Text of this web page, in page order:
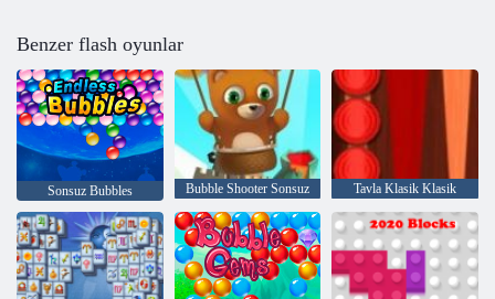
Benzer flash oyunlar
Sonsuz Bubbles Bubble Shooter Sonsuz Tavla Klasik Klasik